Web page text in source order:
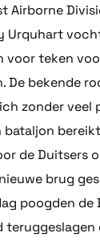
Airborne
Urquhart
voor teken
De bekende
zonder veel
bataljon
de Duitsers
brug
poogden